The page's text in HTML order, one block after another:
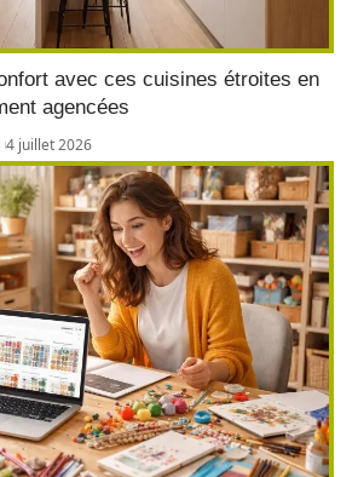
avec ces cuisines étroites en
agencées
4 juillet 2026